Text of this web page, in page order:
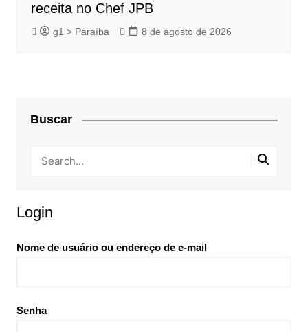
receita no Chef JPB
g1 > Paraíba 8 de agosto de 2026
Buscar
Login
Nome de usuário ou endereço de e-mail
Senha